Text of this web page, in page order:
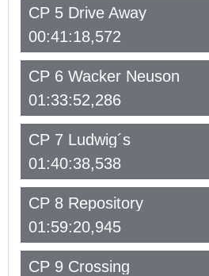
CP 5 Drive Away
00:41:18,572
CP 6 Wacker Neuson
01:33:52,286
CP 7 Ludwig´s
01:40:38,538
CP 8 Repository
01:59:20,945
CP 9 Crossing